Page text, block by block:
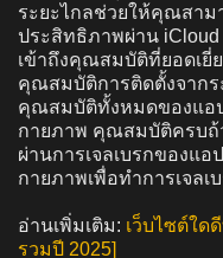
ระยะไกลช่วยให้คุณสาม
ประสิทธิภาพผ่าน
เข้าถึงคุณสมบัติที่ยอดเยี่
คุณสมบัติการติดตั้งจาก
คุณสมบัติทั้งหมดของแอ
กายภาพ คุณสมบัติครบถ้
ผ่านการเจลเบรกของแ
กายภาพเพื่อทำการเจลเ
อ่านเพิ่มเติม: เว็บไซต์ใด
รวมปี 2025]